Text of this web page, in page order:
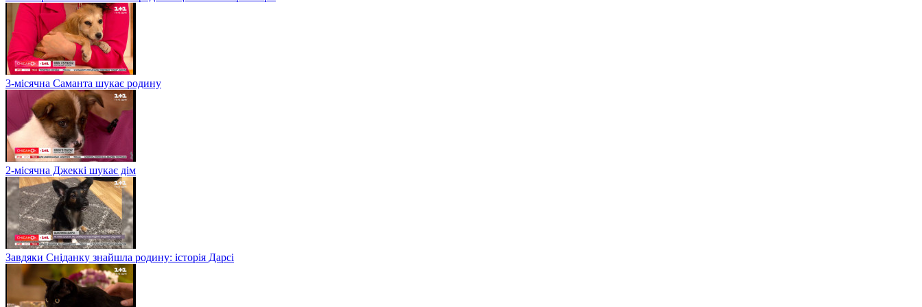
3-місячна Саманта шукає родину
2-місячна Джеккі шукає дім
Завдяки Сніданку знайшла родину: історія Дарсі